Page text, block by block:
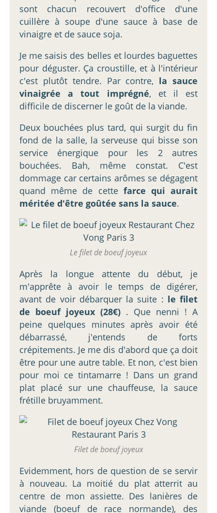
sont chacun recouvert d'office d'une
cuillère à soupe d'une sauce à base de
vinaigre et de sauce soja.
Je me saisis des belles et lourdes baguettes
pour déguster. Ça croustille, et à l'intérieur
c'est plutôt tendre. Par contre, la sauce
vinaigrée a tout imprégné, et il est
difficile de discerner le goût de la viande.
Deux bouchées plus tard, qui surgit du fin
fond de la salle, la serveuse qui bisse son
service énergique pour les 2 autres
bouchées. Bah, même constat. C'est
dommage car certains arômes se dégagent
quand même de cette farce qui aurait
méritée d'être goûtée sans la sauce.
Le filet de boeuf joyeux
Après la longue attente du début, je
m'apprête à avoir le temps de digérer,
avant de voir débarquer la suite : le filet
de boeuf joyeux (28€) . Que nenni ! A
peine quelques minutes après avoir été
débarrassé, j'entends de forts
crépitements. Je me dis d'abord que ça doit
être pour une autre table. Et non, c'est bien
pour moi ce tintamarre ! Dans un grand
plat placé sur une chauffeuse, la sauce
frétille bruyamment.
Filet de boeuf joyeux
Evidemment, hors de question de se servir
à nouveau. La moitié du plat atterrit au
centre de mon assiette. Des lanières de
viande (boeuf de race normande), des